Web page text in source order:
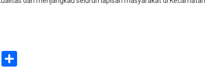
Print